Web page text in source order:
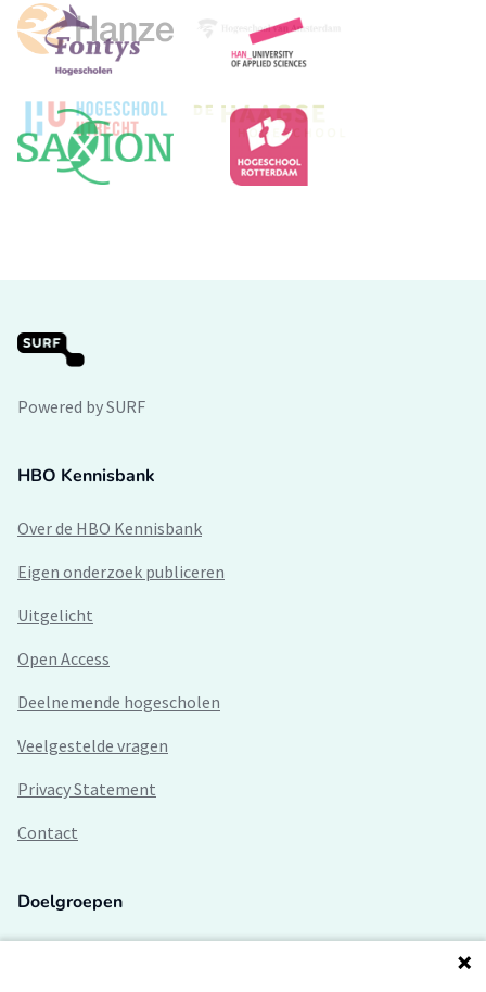
Powered by SURF
HBO Kennisbank
Over de HBO Kennisbank
Eigen onderzoek publiceren
Uitgelicht
Open Access
Deelnemende hogescholen
Veelgestelde vragen
Privacy Statement
Contact
Doelgroepen